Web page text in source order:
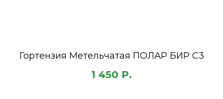
Гортензия Метельчатая ПОЛАР БИР C3
1 450 Р.